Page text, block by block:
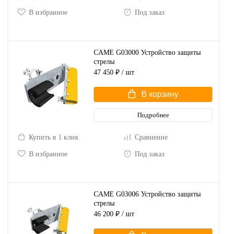
В избранное Под заказ
CAME G03000 Устройство защиты
стрелы
47 450 ₽ / шт
В корзину
Подробнее
Купить в 1 клик Сравнение
В избранное Под заказ
CAME G03006 Устройство защиты
стрелы
46 200 ₽ / шт